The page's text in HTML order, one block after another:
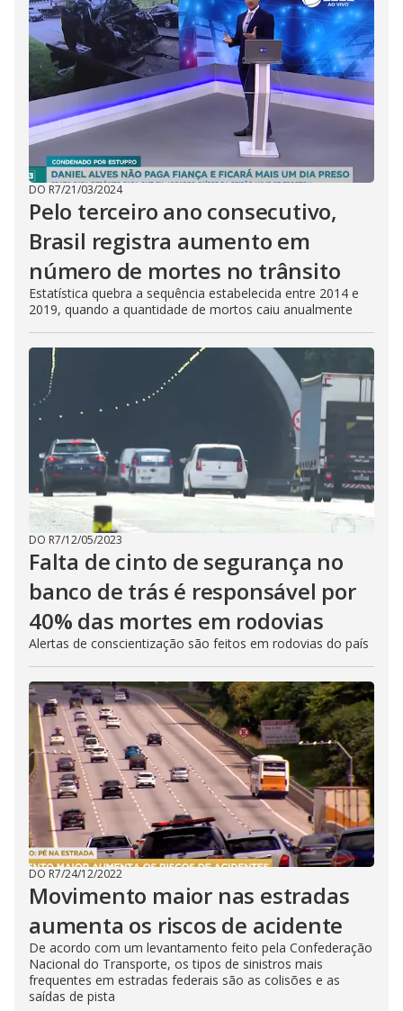
DO R7/21/03/2024
Pelo terceiro ano consecutivo,
Brasil registra aumento em
número de mortes no trânsito
Estatística quebra a sequência estabelecida entre 2014 e
2019, quando a quantidade de mortos caiu anualmente
DO R7/12/05/2023
Falta de cinto de segurança no
banco de trás é responsável por
40% das mortes em rodovias
Alertas de conscientização são feitos em rodovias do país
DO R7/24/12/2022
Movimento maior nas estradas
aumenta os riscos de acidente
De acordo com um levantamento feito pela Confederação
Nacional do Transporte, os tipos de sinistros mais
frequentes em estradas federais são as colisões e as
saídas de pista